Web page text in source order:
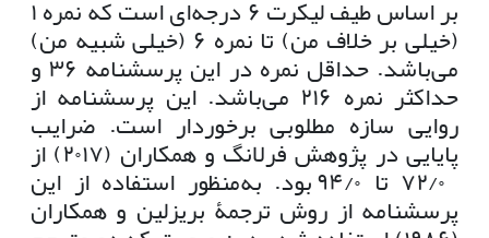
بر اساس طیف لیکرت ۶ درجه‌ای است که نمره ۱
(خیلی بر خلاف من) تا نمره ۶ (خیلی شبیه من)
می‌باشد. حداقل نمره در این پرسشنامه ۳۶ و
حداکثر نمره ۲۱۶ می‌باشد. این پرسشنامه از
روایی سازه مطلوبی برخوردار است. ضرایب
پایایی در پژوهش فرلانگ و همکاران (۲۰۱۷) از
۷۲/۰ تا ۹۴/۰ بود. به‌منظور استفاده از این
پرسشنامه از روش ترجمۀ بریزلین و همکاران